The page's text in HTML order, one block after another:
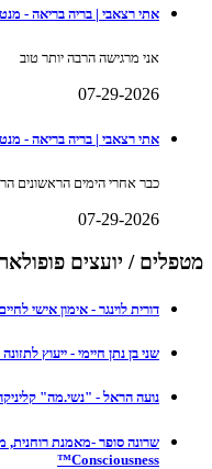
אתי רצאבי | בריה בריאה -
אני מרגישה הרבה יותר טוב
07-29-2026
אתי רצאבי | בריה בריאה -
כבר אחרי הימים הראשונים
07-29-2026
מטפלים / יועצים
דורית לוינגר - אימון אישי
שני בן נתן חיימי - ייעוץ
נועה הראל - "נשי.מה"
Consciousness™